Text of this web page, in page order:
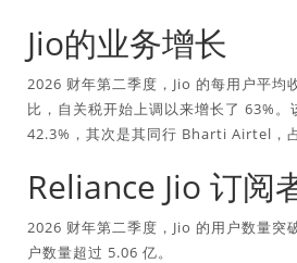
Jio的业务增长
2026 财年第二季度，Jio 的每用户平均
比，自关税开始上调以来增长了 63%。
42.3%，其次是其同行 Bharti Airtel，
Reliance Jio 订阅
2026 财年第二季度，Jio 的用户数量突
户数量超过 5.06 亿。